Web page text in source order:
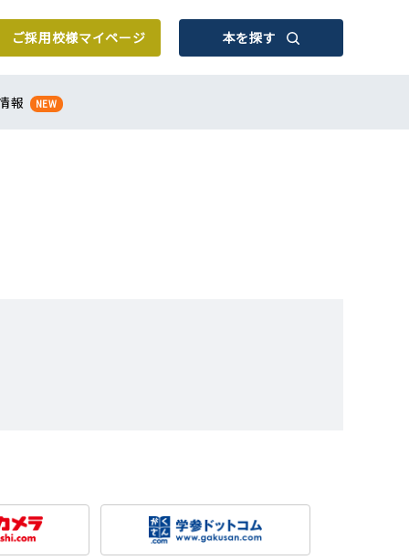
ご採用校様マイページ 本を探す
報 NEW